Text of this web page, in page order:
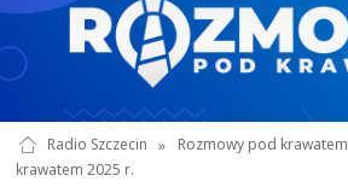
Radio Szczecin » Rozmowy pod krawatem
krawatem 2025 r.